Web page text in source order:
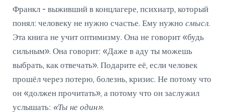
Франкл - выживший в концлагере, психиатр, который
понял: человеку не нужно счастье. Ему нужно смысл.
Эта книга не учит оптимизму. Она не говорит «будь
сильным». Она говорит: «Даже в аду ты можешь
выбрать, как отвечать». Подарите её, если человек
прошёл через потерю, болезнь, кризис. Не потому что
он «должен прочитать», а потому что он заслужил
услышать: «Ты не один».